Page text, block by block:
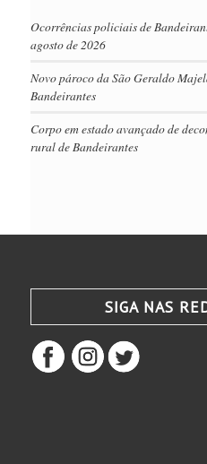
Ocorrências policiais de
agosto de 2026
Novo pároco da São Geraldo
Bandeirantes
Corpo em estado avançado de
rural de Bandeirantes
SIGA NAS